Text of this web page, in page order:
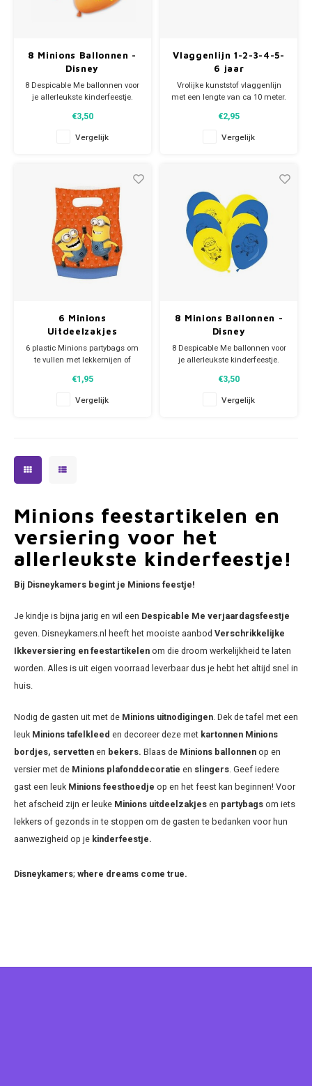
Sonic the Hedgehog
Thomas de Trein
Vaiana feestartikelen
8 Minions Ballonnen -
Disney
8 Despicable Me ballonnen voor
je allerleukste kinderfeestje.
ballonnen hebben een
doorsnede van 28 cm.
€3,50
Vergelijk
Vlaggenlijn 1-2-3-4-5-
6 jaar
Vrolijke kunststof vlaggenlijn
met een lengte van ca 10 meter.
€2,95
Vergelijk
6 Minions
Uitdeelzakjes
6 plastic Minions partybags om
te vullen met lekkernijen of
Afmeting per Despicable Me
snoepzakje ca: 17 x 24 cm.
€1,95
Vergelijk
8 Minions Ballonnen -
Disney
8 Despicable Me ballonnen voor
je allerleukste kinderfeestje.
ballonnen hebben een
doorsnede van 28 cm.
€3,50
Vergelijk
Minions feestartikelen en
versiering voor het
allerleukste kinderfeestje!
Bij Disneykamers begint je Minions feestje!
Je kindje is bijna jarig en wil een Despicable Me verjaardagsfeestje
geven. Disneykamers.nl heeft het mooiste aanbod Verschrikkelijke
Ikkeversiering en feestartikelenom die droom werkelijkheid te laten
worden. Alles is uit eigen voorraad leverbaar dus je hebt het altijd snel in
huis.
Nodig de gasten uit met de Minions uitnodigingen. Dek de tafel met een
leuk Minionstafelkleed en decoreer deze met kartonnen Minions
bordjes, servettenen bekers. Blaas de Minions ballonnenop en
versier met de Minions plafonddecoratie en slingers. Geef iedere
gast een leuk Minionsfeesthoedje op en het feest kan beginnen! Voor
het afscheid zijn er leuke Minions uitdeelzakjesen partybagsom iets
lekkers of gezonds in te stoppen om de gasten te bedanken voor hun
aanwezigheid op je kinderfeestje.
Disneykamers; where dreams come true.